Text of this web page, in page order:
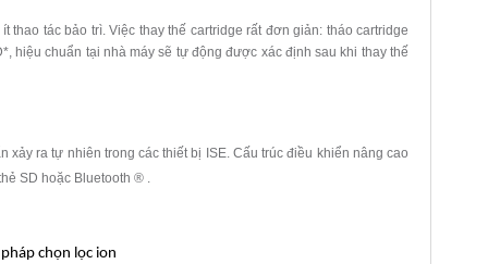
thao tác bảo trì. Việc thay thế cartridge rất đơn giản: tháo cartridge
hiệu chuẩn tại nhà máy sẽ tự động được xác định sau khi thay thế
ra tự nhiên trong các thiết bị ISE. Cấu trúc điều khiển nâng cao
SD hoặc Bluetooth ® .
chọn lọc ion